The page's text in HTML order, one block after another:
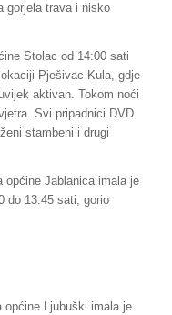
gorjela trava i nisko
Stolac od 14:00 sati
Pješivac-Kula, gdje
aktivan. Tokom noći
Svi pripadnici DVD
stambeni i drugi
općine Jablanica imala je
do 13:45 sati, gorio
općine Ljubuški imala je